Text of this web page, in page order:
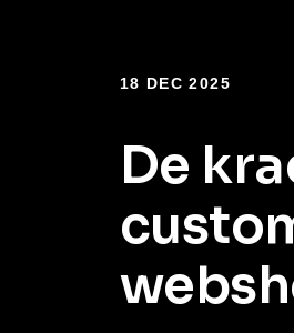
18 DEC 2025
De